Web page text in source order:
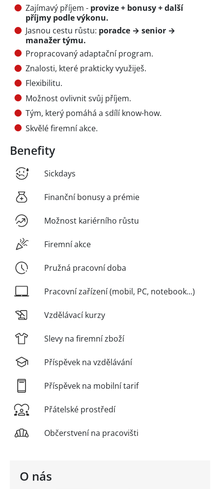
O nás
Zajímavý příjem - provize + bonusy + další
příjmy podle výkonu.
Jasnou cestu růstu: poradce → senior →
manažer týmu.
Propracovaný adaptační program.
Znalosti, které prakticky využiješ.
Flexibilitu.
Možnost ovlivnit svůj příjem.
Tým, který pomáhá a sdílí know-how.
Skvělé firemní akce.
Benefity
Sickdays
Finanční bonusy a prémie
Možnost kariérního růstu
Firemní akce
Pružná pracovní doba
Pracovní zařízení (mobil, PC, notebook...)
Vzdělávací kurzy
Slevy na firemní zboží
Příspěvek na vzdělávání
Příspěvek na mobilní tarif
Přátelské prostředí
Občerstvení na pracovišti